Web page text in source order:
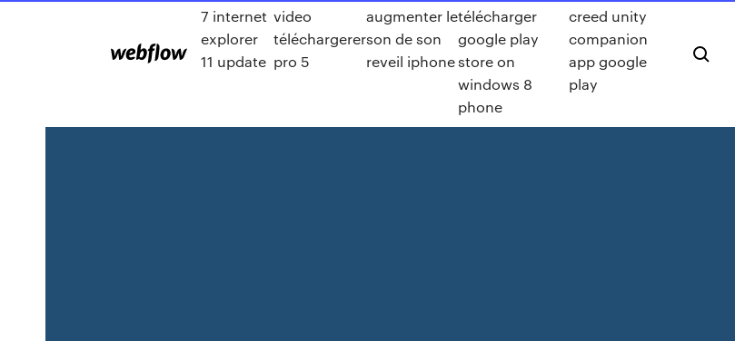
7 internet
explorer
11 update
video
téléchargerer
pro 5
augmenter le
son de son
reveil iphone
télécharger
google play
store on
windows 8
phone
creed unity
companion
app google
play